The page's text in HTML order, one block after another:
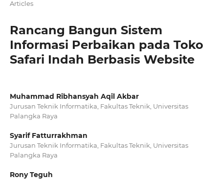
Articles
Rancang Bangun Sistem
Informasi Perbaikan pada Toko
Safari Indah Berbasis Website
Muhammad Ribhansyah Aqil Akbar
Jurusan Teknik Informatika, Fakultas Teknik, Universitas
Palangka Raya
Syarif Fatturrakhman
Jurusan Teknik Informatika, Fakultas Teknik, Universitas
Palangka Raya
Rony Teguh